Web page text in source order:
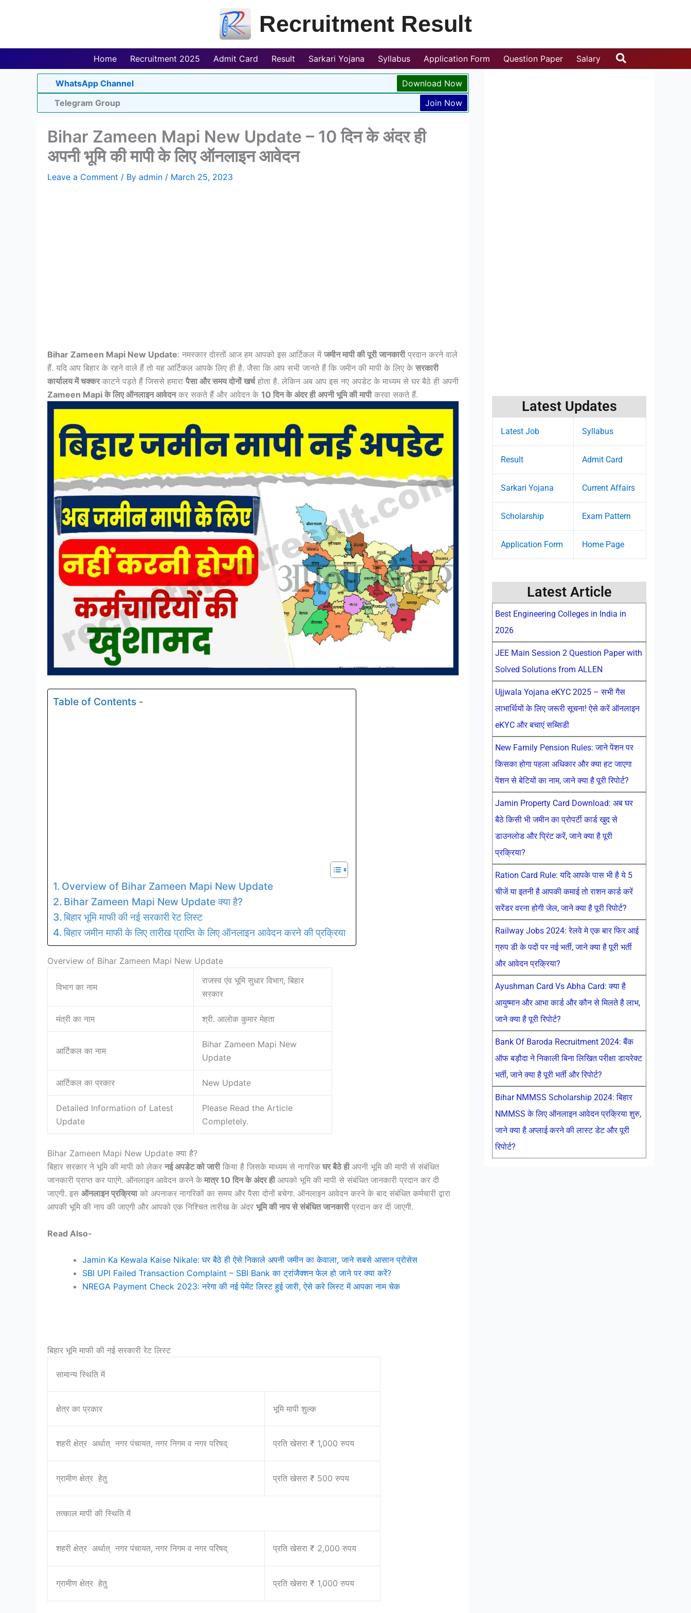
Recruitment Result
Home Recruitment 2025 Admit Card Result Sarkari Yojana Syllabus Application Form Question Paper Salary Search
WhatsApp Channel
Download Now
Telegram Group
Join Now
Bihar Zameen Mapi New Update – 10 दिन के अंदर ही
अपनी भूमि की मापी के लिए ऑनलाइन आवेदन
Leave a Comment / By admin / March 25, 2023
Bihar Zameen Mapi New Update: नमस्कार दोस्तों आज हम आपको इस आर्टिकल में जमीन मापी की पूरी जानकारीप्रदान करने वाले
हैं. यदि आप बिहार के रहने वाले हैं तो यह आर्टिकल आपके लिए ही है. जैसा कि आप सभी जानते हैं कि जमीन की मापी के लिए के सरकारी
कार्यालय में चक्करकाटने पड़ते हैं जिससे हमारा पैसा और समय दोनों खर्चहोता है. लेकिन अब आप इस नए अपडेट के माध्यम से घर बैठे ही अपनी
Zameen Mapi के लिए ऑनलाइन आवेदनकर सकते हैं और आवेदन के 10 दिन के अंदर ही अपनी भूमि की मापीकरवा सकते हैं.
Table of Contents -
Overview of Bihar Zameen Mapi New Update
Bihar Zameen Mapi New Update क्या है?
बिहार भूमि माफी की नई सरकारी रेट लिस्ट
बिहार जमीन माफी के लिए तारीख प्राप्ति के लिए ऑनलाइन आवेदन करने की प्रक्रिया
Overview of Bihar Zameen Mapi New Update
विभाग का नाम
राजस्व एंव भूमि सुधार विभाग, बिहार
सरकार
मंत्री का नाम श्री. आलोक कुमार मेहता
आर्टिकल का नाम
Bihar Zameen Mapi New
Update
आर्टिकल का प्रकार New Update
Detailed Information of Latest
Update
Please Read the Article
Completely.
Bihar Zameen Mapi New Update क्या है?
बिहार सरकार ने भूमि की मापी को लेकर नई अपडेट को जारीकिया है जिसके माध्यम से नागरिक घर बैठे हीअपनी भूमि की मापी से संबंधित
जानकारी प्राप्त कर पाएंगे. ऑनलाइन आवेदन करने के मात्र 10 दिन के अंदर हीआपको भूमि की मापी से संबंधित जानकारी प्रदान कर दी
जाएगी. इस ऑनलाइन प्रक्रियाको अपनाकर नागरिकों का समय और पैसा दोनों बचेगा. ऑनलाइन आवेदन करने के बाद संबंधित कर्मचारी द्वारा
आपकी भूमि की नाप की जाएगी और आपको एक निश्चित तारीख के अंदर भूमि की नाप से संबंधित जानकारीप्रदान कर दी जाएगी.
Read Also-
Jamin Ka Kewala Kaise Nikale: घर बैठे ही ऐसे निकाले अपनी जमीन का केवाला, जाने सबसे आसान प्रोसेस
SBI UPI Failed Transaction Complaint – SBI Bank का ट्रांजैक्शन फेल हो जाने पर क्या करें?
NREGA Payment Check 2023: नरेगा की नई पेमेंट लिस्ट हुई जारी, ऐसे करे लिस्ट में आपका नाम चेक
बिहार भूमि माफी की नई सरकारी रेट लिस्ट
सामान्य स्थिति में
क्षेत्र का प्रकार भूमि मापी शुल्क
शहरी क्षेत्र अर्थात् नगर पंचायत, नगर निगम व नगर परिषद् प्रति खेसरा ₹ 1,000 रुपय
ग्रामीण क्षेत्र हेतु प्रति खेसरा ₹ 500 रुपय
तत्काल मापी की स्थिति में
शहरी क्षेत्र अर्थात् नगर पंचायत, नगर निगम व नगर परिषद् प्रति खेसरा ₹ 2,000 रुपय
ग्रामीण क्षेत्र हेतु प्रति खेसरा ₹ 1,000 रुपय
Latest Updates
Latest Job Syllabus
Result Admit Card
Sarkari Yojana Current Affairs
Scholarship Exam Pattern
Application Form Home Page
Latest Article
Best Engineering Colleges in India in
2026
JEE Main Session 2 Question Paper with
Solved Solutions from ALLEN
Ujjwala Yojana eKYC 2025 – सभी गैस
लाभार्थियों के लिए जरूरी सूचना! ऐसे करें ऑनलाइन
eKYC और बचाएं सब्सिडी
New Family Pension Rules: जाने पेंशन पर
किसका होगा पहला अधिकार और क्या हट जाएगा
पेंशन से बेटियों का नाम, जाने क्या है पूरी रिपोर्ट?
Jamin Property Card Download: अब घर
बैठे किसी भी जमीन का प्रोपर्टी कार्ड खुद से
डाउनलोड और प्रिंट करें, जाने क्या है पूरी
प्रक्रिया?
Ration Card Rule: यदि आपके पास भी है ये 5
चीजें या इतनी है आपकी कमाई तो राशन कार्ड करें
सरेंडर वरना होगी जेल, जाने क्या है पूरी रिपोर्ट?
Railway Jobs 2024: रेलवे मे एक बार फिर आई
ग्रुप डी के पदों पर नई भर्ती, जाने क्या है पूरी भर्ती
और आवेदन प्रक्रिया?
Ayushman Card Vs Abha Card: क्या है
आयुष्मान और आभा कार्ड और कौन से मिलते है लाभ,
जाने क्या है पूरी रिपोर्ट?
Bank Of Baroda Recruitment 2024: बैंक
ऑफ बड़ौदा ने निकाली बिना लिखित परीक्षा डायरेक्ट
भर्ती, जाने क्या है पूरी भर्ती और रिपोर्ट?
Bihar NMMSS Scholarship 2024: बिहार
NMMSS के लिए ऑनलाइन आवेदन प्रक्रिया शुरु,
जाने क्या है अप्लाई करने की लास्ट डेट और पूरी
रिपोर्ट?